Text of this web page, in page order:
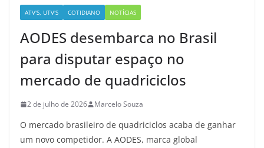
ATV'S, UTV'S COTIDIANO NOTÍCIAS
AODES desembarca no Brasil
para disputar espaço no
mercado de quadriciclos
2 de julho de 2026 Marcelo Souza
O mercado brasileiro de quadriciclos acaba de ganhar
um novo competidor. A AODES, marca global